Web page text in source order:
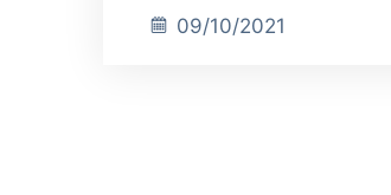
09/10/2021